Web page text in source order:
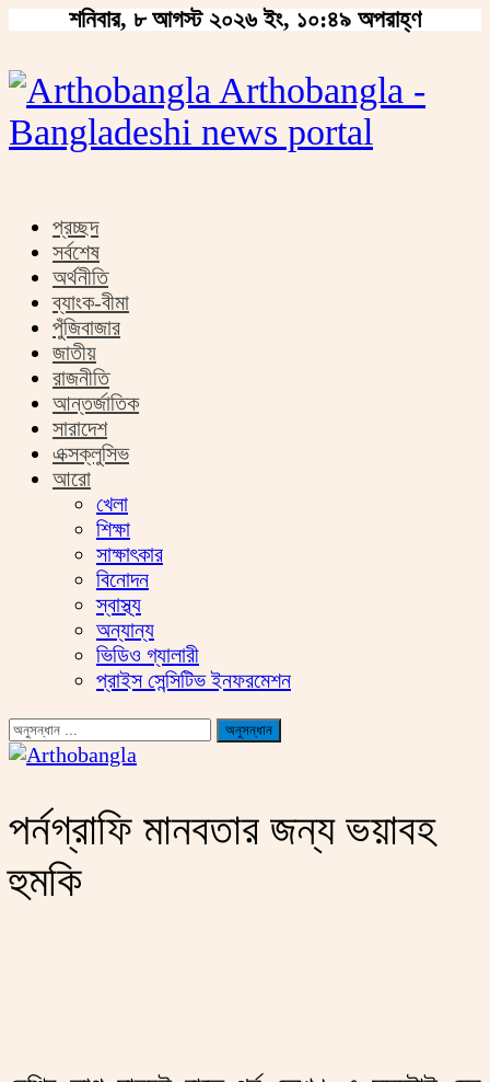
শনিবার, ৮ আগস্ট ২০২৬ ইং, ১০:৪৯ অপরাহ্ণ
Arthobangla -
Bangladeshi news portal
প্রচ্ছদ
সর্বশেষ
অর্থনীতি
ব্যাংক-বীমা
পুঁজিবাজার
জাতীয়
রাজনীতি
আন্তর্জাতিক
সারাদেশ
এক্সক্লুসিভ
আরো
খেলা
শিক্ষা
সাক্ষাৎকার
বিনোদন
স্বাস্থ্য
অন্যান্য
ভিডিও গ্যালারী
প্রাইস সেন্সিটিভ ইনফরমেশন
পর্নগ্রাফি মানবতার জন্য ভয়াবহ
হুমকি